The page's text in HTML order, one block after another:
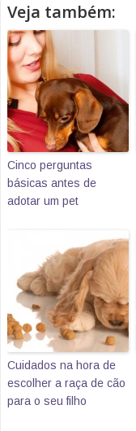
Veja também:
Cinco perguntas
básicas antes de
adotar um pet
Cuidados na hora de
escolher a raça de cão
para o seu filho